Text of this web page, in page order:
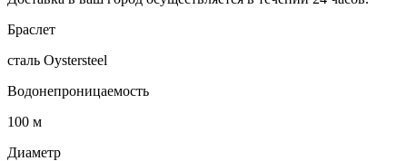
Браслет
сталь Oystersteel
Водонепроницаемость
100 м
Диаметр